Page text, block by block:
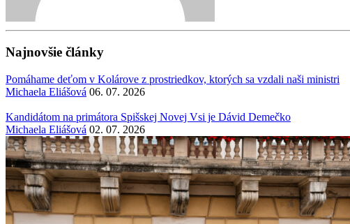
Najnovšie články
Pomáhame deťom v Kolárove z prostriedkov, ktorých sa vzdali naši ministri
Michaela Eliášová 06. 07. 2026
Kandidátom na primátora Spišskej Novej Vsi je Dávid Demečko
Michaela Eliášová 02. 07. 2026